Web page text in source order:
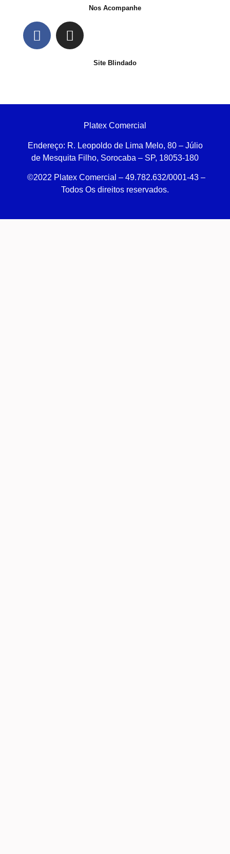
Nos Acompanhe
Site Blindado
Platex Comercial
Endereço: R. Leopoldo de Lima Melo, 80 – Júlio
de Mesquita Filho, Sorocaba – SP, 18053-180
©2022 Platex Comercial – 49.782.632/0001-43 –
Todos Os direitos reservados.